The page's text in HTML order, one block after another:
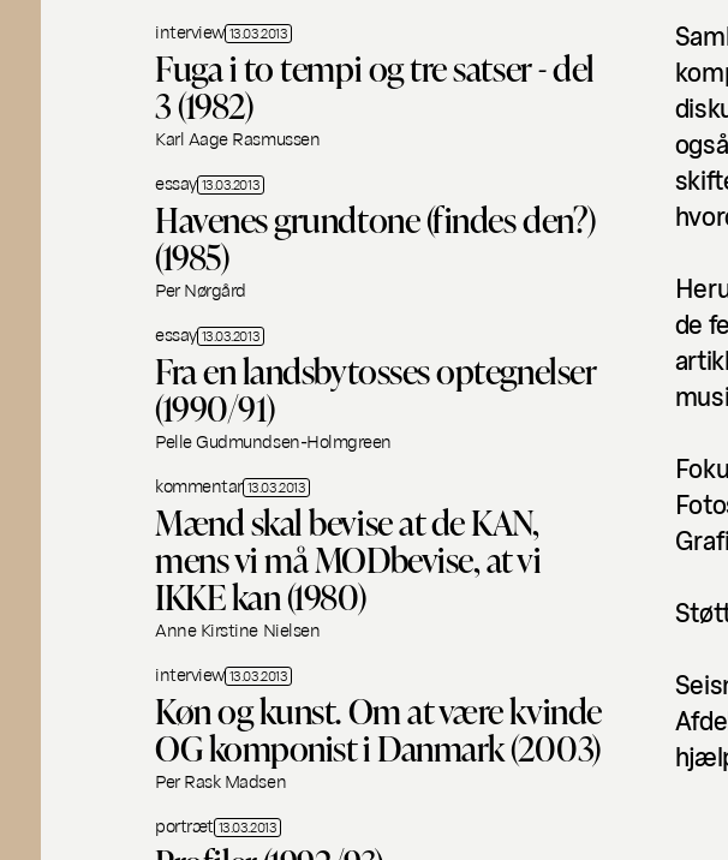
interview 13.03.2013
Fuga i to tempi og tre satser - del
3 (1982)
Karl Aage Rasmussen
essay 13.03.2013
Havenes grundtone (findes den?)
(1985)
Per Nørgård
essay 13.03.2013
Fra en landsbytosses optegnelser
(1990/91)
Pelle Gudmundsen-Holmgreen
kommentar 13.03.2013
Mænd skal bevise at de KAN,
mens vi må MODbevise, at vi
IKKE kan (1980)
Anne Kirstine Nielsen
interview 13.03.2013
Køn og kunst. Om at være kvinde
OG komponist i Danmark (2003)
Per Rask Madsen
portræt 13.03.2013
de